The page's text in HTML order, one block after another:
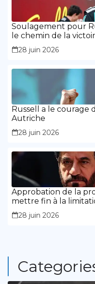
Soulagement pour
le chemin de la
28 juin 2026
Russell a le courage
Autriche
28 juin 2026
Approbation de la
mettre fin à la
présidence
28 juin 2026